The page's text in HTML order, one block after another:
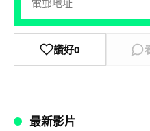
讚好0
最新影片